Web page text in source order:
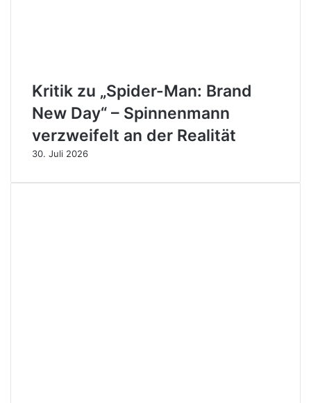
Kritik zu „Spider-Man: Brand
New Day“ – Spinnenmann
verzweifelt an der Realität
30. Juli 2026